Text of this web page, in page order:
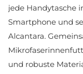
jede Handytasche
Smartphone und
Alcantara.
und robuste